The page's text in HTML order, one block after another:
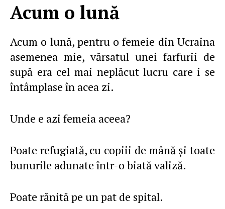
Acum o lună
Acum o lună, pentru o femeie din Ucraina
asemenea mie, vărsatul unei farfurii de
supă era cel mai neplăcut lucru care i se
întâmplase în acea zi.
Unde e azi femeia aceea?
Poate refugiată, cu copiii de mână şi toate
bunurile adunate într-o biată valiză.
Poate rănită pe un pat de spital.